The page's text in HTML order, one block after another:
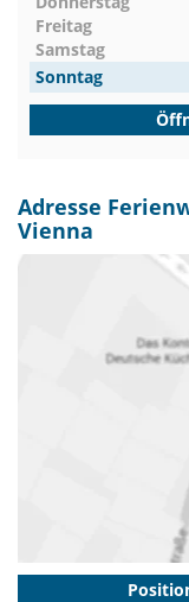
Freitag
Samstag
Sonntag
Adresse
Vienna